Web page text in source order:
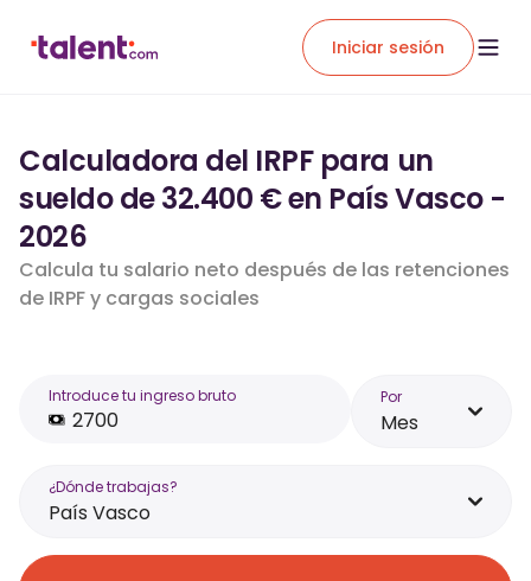
Iniciar sesión
Calculadora del IRPF para un
sueldo de 32.400 € en País Vasco -
2026
Calcula tu salario neto después de las retenciones
de IRPF y cargas sociales
Introduce tu ingreso bruto Por
Mes
¿Dónde trabajas?
País Vasco